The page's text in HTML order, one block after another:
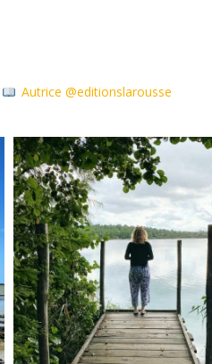
Autrice @editionslarousse